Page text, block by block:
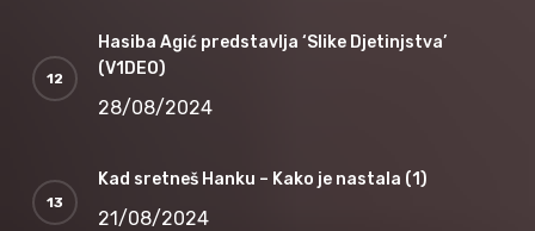
Hasiba Agić predstavlja ‘Slike Djetinjstva’
(V1DEO)
28/08/2024
Kad sretneš Hanku – Kako je nastala (1)
21/08/2024